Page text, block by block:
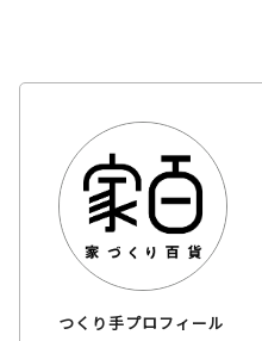
つくり手プロフィール